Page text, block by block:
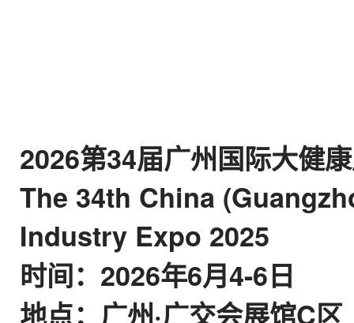
2026第34届广州国际大健
The 34th China
Industry Expo 2025
时间：2026年6月4-6日
地点：广州·广交会展馆C区